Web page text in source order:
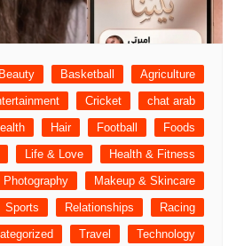
Agriculture
Basketball
Beauty
chat arab
Cricket
Foods
Football
Hair
Health & Fitness
Life & Love
Makeup & Skincare
Photography
Racing
Relationships
Sports
Technology
Travel